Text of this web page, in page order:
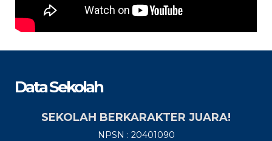
Data Sekolah
SEKOLAH BERKARAKTER JUARA!
NPSN : 20401090